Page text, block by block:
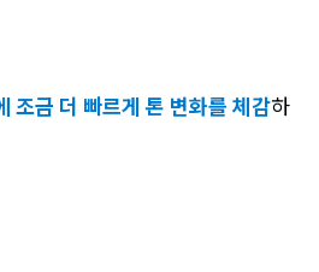
조금 더 빠르게 톤 변화를 체감하